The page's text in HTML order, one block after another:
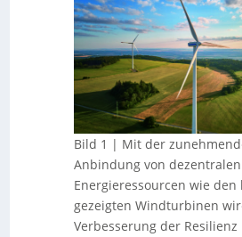
Bild 1 | Mit der
Anbindung von dezentralen
Energieressourcen wie den
gezeigten Windturbinen
Verbesserung der